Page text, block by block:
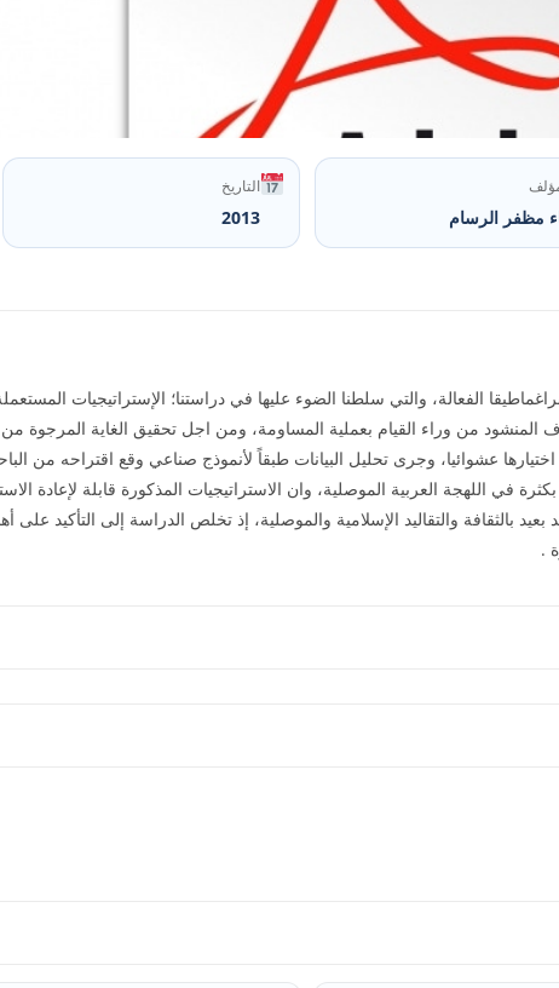
مظفر الرسام
التاريخ
2013
الفعالة، والتي سلطنا الضوء عليها في دراستنا؛ الإستراتيجيات
المنشود من وراء القيام بعملية المساومة، ومن اجل تحقيق الغاية المرجوة
اختيارها عشوائيا، وجرى تحليل البيانات طبقاً لأنموذج صناعي وقع اقتراحه من
مستعملة بكثرة في اللهجة العربية الموصلية، وان الاستراتيجيات المذكورة قابلة
بالثقافة والتقاليد الإسلامية والموصلية، إذ تخلص الدراسة إلى التأكيد على
.